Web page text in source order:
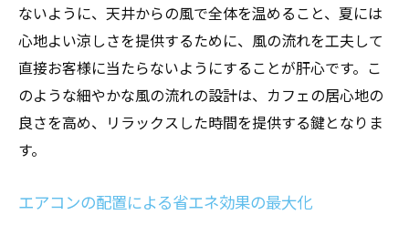
ないように、天井からの風で全体を温めること、夏には
心地よい涼しさを提供するために、風の流れを工夫して
直接お客様に当たらないようにすることが肝心です。こ
のような細やかな風の流れの設計は、カフェの居心地の
良さを高め、リラックスした時間を提供する鍵となりま
す。
エアコンの配置による省エネ効果の最大化